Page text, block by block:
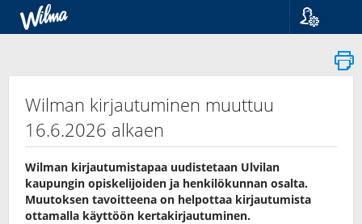
Suomi
Svenska
Wilman kirjautuminen muuttuu
16.6.2026 alkaen
Wilman kirjautumistapaa uudistetaan Ulvilan
kaupungin opiskelijoiden ja henkilökunnan osalta.
Muutoksen tavoitteena on helpottaa kirjautumista
ottamalla käyttöön kertakirjautuminen.